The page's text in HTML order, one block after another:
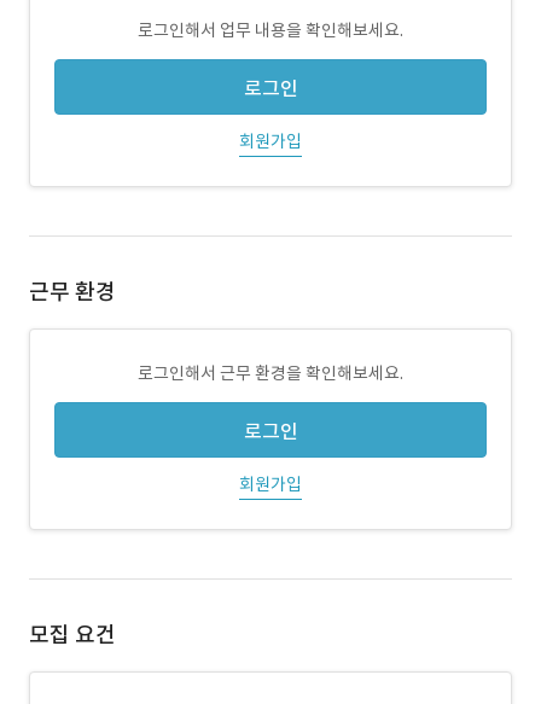
로그인해서 업무 내용을 확인해보세요.
로그인
회원가입
근무 환경
로그인해서 근무 환경을 확인해보세요.
로그인
회원가입
모집 요건